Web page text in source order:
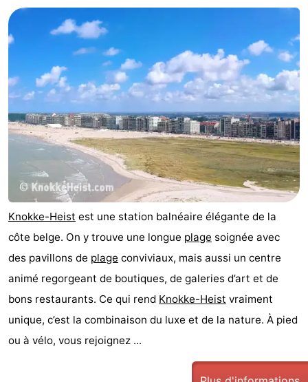
Points
de
vue
Attractions
-
Fermes
-
de
Aires
jeux
intérieures
-
Bowling
Parcours
de
mini-
golf
Centres
de
bien-
être
Villages
&
villes
Nature
Sports
-
Knokke-Heist est une station balnéaire élégante de la
côte belge. On y trouve une longue plage soignée avec
des pavillons de plage conviviaux, mais aussi un centre
animé regorgeant de boutiques, de galeries d’art et de
bons restaurants. Ce qui rend Knokke-Heist vraiment
unique, c’est la combinaison du luxe et de la nature. À pied
ou à vélo, vous rejoignez ...